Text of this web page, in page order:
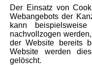
Der Einsatz von
Webangebots der
kann
nachvollzogen
der Website bereits
Website werden
gelöscht.